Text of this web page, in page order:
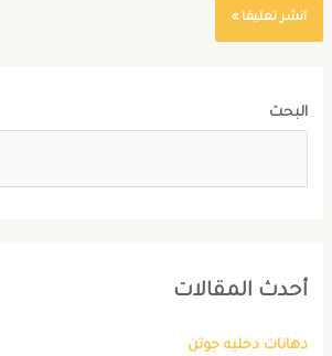
البحث
أحدث المقالات
دهانات دخليه جوتن